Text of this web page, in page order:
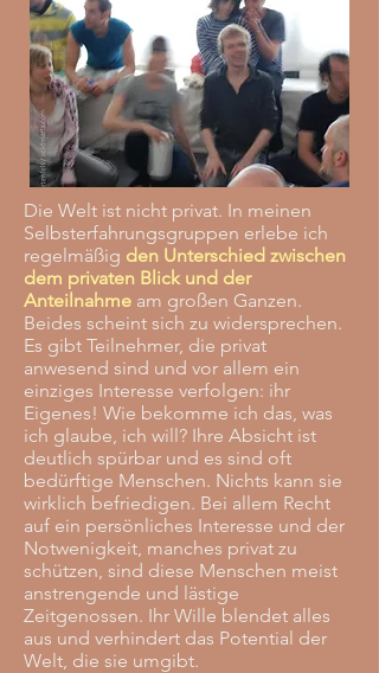
Die Welt ist nicht privat. In meinen
Selbsterfahrungsgruppen erlebe ich
regelmäßig den Unterschied zwischen
dem privaten Blick und der
Anteilnahme am großen Ganzen.
Beides scheint sich zu widersprechen.
Es gibt Teilnehmer, die privat
anwesend sind und vor allem ein
einziges Interesse verfolgen: ihr
Eigenes! Wie bekomme ich das, was
ich glaube, ich will? Ihre Absicht ist
deutlich spürbar und es sind oft
bedürftige Menschen. Nichts kann sie
wirklich befriedigen. Bei allem Recht
auf ein persönliches Interesse und der
Notwenigkeit, manches privat zu
schützen, sind diese Menschen meist
anstrengende und lästige
Zeitgenossen. Ihr Wille blendet alles
aus und verhindert das Potential der
Welt, die sie umgibt.